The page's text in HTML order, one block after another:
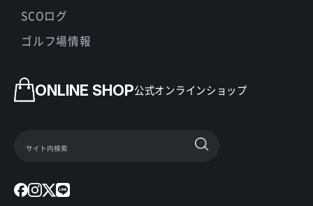
ONLINE SHOP公式オンラインショップ
SCOログ
ゴルフ場情報